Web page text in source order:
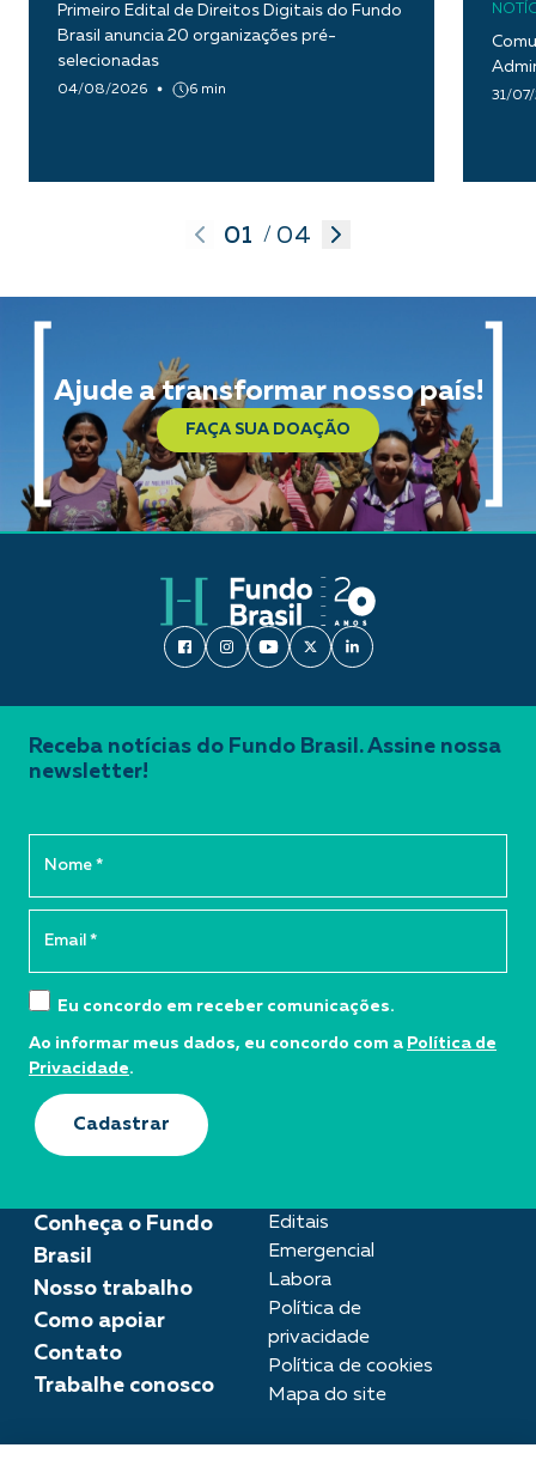
Primeiro Edital de Direitos Digitais do Fundo
Brasil anuncia 20 organizações pré-
selecionadas
04/08/2026 6 min 31/
01 / 04
Ajude a transformar nosso país!
FAÇA SUA DOAÇÃO
Conheça o Fundo
Brasil
Nosso trabalho
Como apoiar
Contato
Trabalhe conosco
Editais
Emergencial
Labora
Política de
privacidade
Política de cookies
Mapa do site
Receba notícias do Fundo Brasil. Assine nossa
newsletter!
Eu concordo em receber comunicações.
Ao informar meus dados, eu concordo com a Política de
Privacidade.
Cadastrar